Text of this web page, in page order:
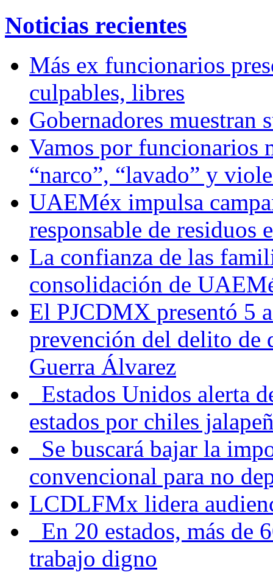
Noticias recientes
Más ex funcionarios
culpables, libres
Gobernadores muestran
Vamos por funcionarios
“narco”, “lavado” y
UAEMéx impulsa
responsable de residuos
La confianza de las
consolidación de
El PJCDMX presentó 5
prevención del delito de
Guerra Álvarez
Estados Unidos alerta
estados por chiles
Se buscará bajar la
convencional para no
LCDLFMx lidera
En 20 estados, más de
trabajo digno